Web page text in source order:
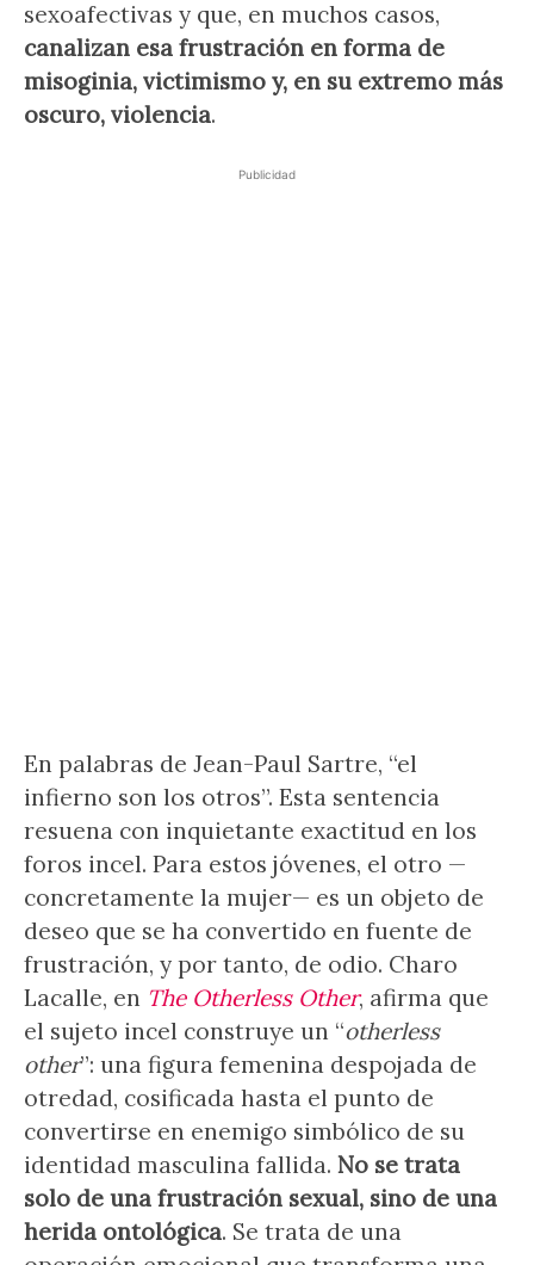
sexoafectivas y que, en muchos casos,
canalizan esa frustración en forma de
misoginia, victimismo y, en su extremo más
oscuro, violencia.
Publicidad
En palabras de Jean-Paul Sartre, “el
infierno son los otros”. Esta sentencia
resuena con inquietante exactitud en los
foros incel. Para estos jóvenes, el otro —
concretamente la mujer— es un objeto de
deseo que se ha convertido en fuente de
frustración, y por tanto, de odio. Charo
Lacalle, en The Otherless Other, afirma que
el sujeto incel construye un “otherless
other”: una figura femenina despojada de
otredad, cosificada hasta el punto de
convertirse en enemigo simbólico de su
identidad masculina fallida. No se trata
solo de una frustración sexual, sino de una
herida ontológica. Se trata de una